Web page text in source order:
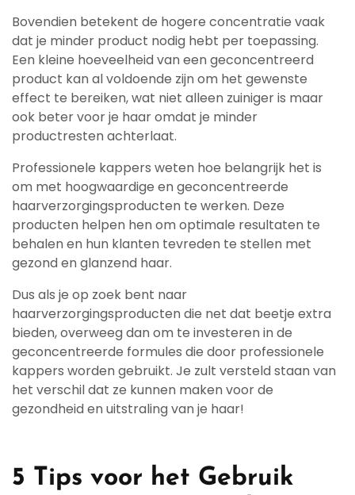
Bovendien betekent de hogere concentratie vaak
dat je minder product nodig hebt per toepassing.
Een kleine hoeveelheid van een geconcentreerd
product kan al voldoende zijn om het gewenste
effect te bereiken, wat niet alleen zuiniger is maar
ook beter voor je haar omdat je minder
productresten achterlaat.
Professionele kappers weten hoe belangrijk het is
om met hoogwaardige en geconcentreerde
haarverzorgingsproducten te werken. Deze
producten helpen hen om optimale resultaten te
behalen en hun klanten tevreden te stellen met
gezond en glanzend haar.
Dus als je op zoek bent naar
haarverzorgingsproducten die net dat beetje extra
bieden, overweeg dan om te investeren in de
geconcentreerde formules die door professionele
kappers worden gebruikt. Je zult versteld staan van
het verschil dat ze kunnen maken voor de
gezondheid en uitstraling van je haar!
5 Tips voor het Gebruik